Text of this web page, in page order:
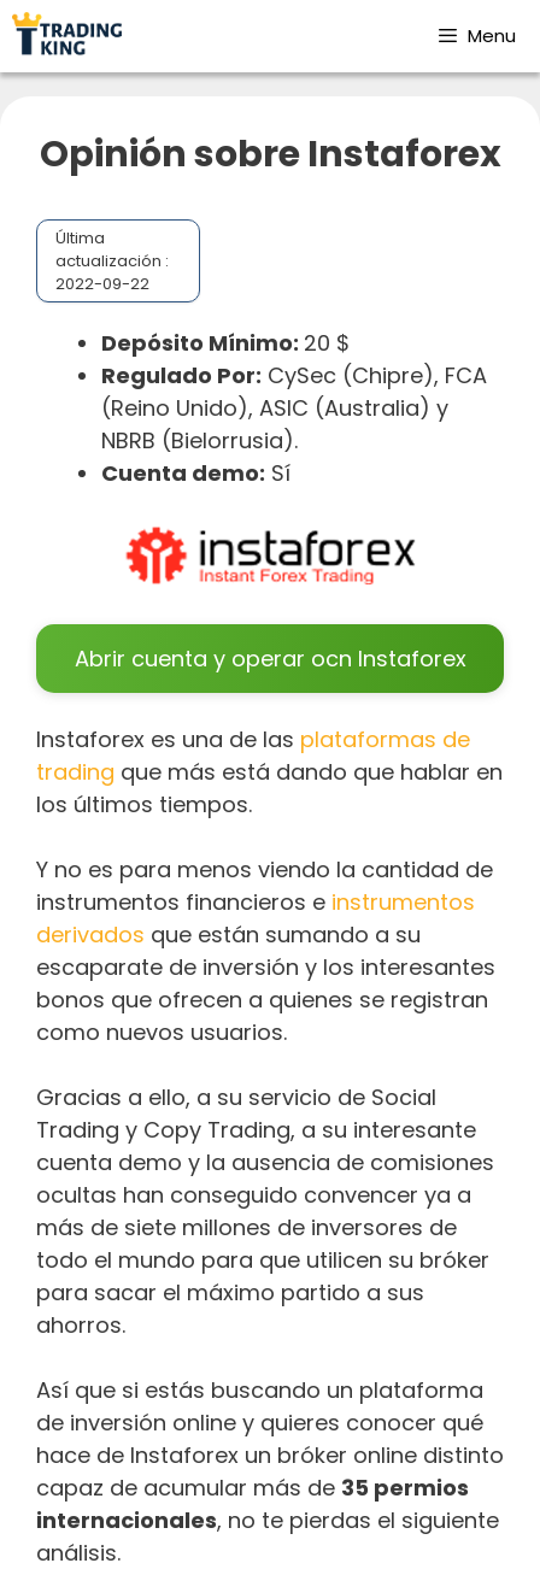
Menu
Opinión sobre Instaforex
Última
actualización :
2022-09-22
Depósito Mínimo: 20 $
Regulado Por: CySec (Chipre), FCA
(Reino Unido), ASIC (Australia) y
NBRB (Bielorrusia).
Cuenta demo: Sí
Abrir cuenta y operar ocn Instaforex
Instaforex es una de las plataformas de
trading que más está dando que hablar en
los últimos tiempos.
Y no es para menos viendo la cantidad de
instrumentos financieros e instrumentos
derivados que están sumando a su
escaparate de inversión y los interesantes
bonos que ofrecen a quienes se registran
como nuevos usuarios.
Gracias a ello, a su servicio de Social
Trading y Copy Trading, a su interesante
cuenta demo y la ausencia de comisiones
ocultas han conseguido convencer ya a
más de siete millones de inversores de
todo el mundo para que utilicen su bróker
para sacar el máximo partido a sus
ahorros.
Así que si estás buscando un plataforma
de inversión online y quieres conocer qué
hace de Instaforex un bróker online distinto
capaz de acumular más de 35 permios
internacionales, no te pierdas el siguiente
análisis.